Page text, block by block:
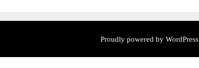
Proudly powered by WordPress